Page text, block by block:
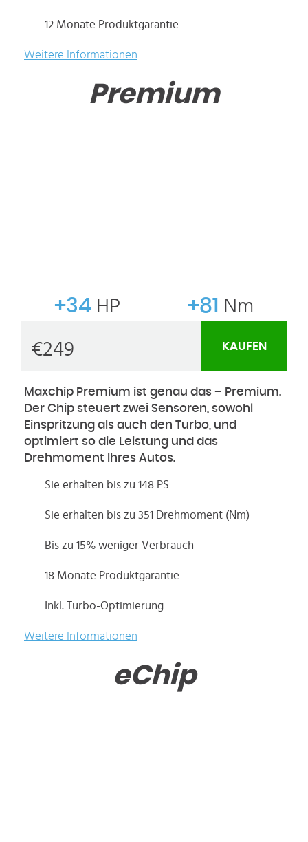
12 Monate Produktgarantie
Weitere Informationen
Premium
+34 HP +81 Nm
€249 KAUFEN
Maxchip Premium ist genau das – Premium.
Der Chip steuert zwei Sensoren, sowohl
Einspritzung als auch den Turbo, und
optimiert so die Leistung und das
Drehmoment Ihres Autos.
Sie erhalten bis zu 148 PS
Sie erhalten bis zu 351 Drehmoment (Nm)
Bis zu 15% weniger Verbrauch
18 Monate Produktgarantie
Inkl. Turbo-Optimierung
Weitere Informationen
eChip